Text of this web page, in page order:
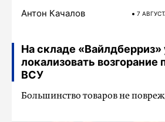
Антон Качалов 7
На складе «Вайлдберриз»
локализовать возгорание
ВСУ
Большинство товаров не